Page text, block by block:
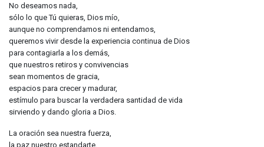
No deseamos nada,
sólo lo que Tú quieras, Dios mío,
aunque no comprendamos ni entendamos,
queremos vivir desde la experiencia continua de Dios
para contagiarla a los demás,
que nuestros retiros y convivencias
sean momentos de gracia,
espacios para crecer y madurar,
estímulo para buscar la verdadera santidad de vida
sirviendo y dando gloria a Dios.
La oración sea nuestra fuerza,
la paz nuestro estandarte,